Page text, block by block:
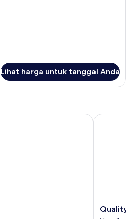
Lihat harga untuk tanggal Anda
Quality
Inn
Quality